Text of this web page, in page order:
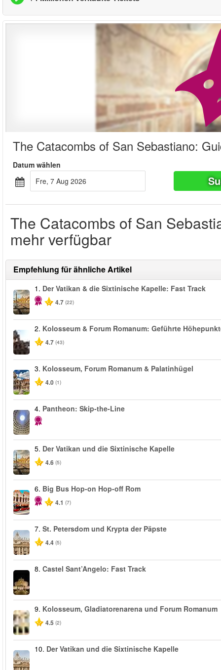
The Catacombs of San Sebastiano:
Datum wählen
Fre, 7 Aug 2026
The Catacombs of San
mehr verfügbar
Empfehlung für ähnliche Artikel
1. Der Vatikan & die Sixtinische Kapelle: Fast Track
4.7 (22)
2. Kolosseum & Forum Romanum: Geführte
4.7 (43)
3. Kolosseum, Forum Romanum & Palatinhügel
4.0 (1)
4. Pantheon: Skip-the-Line
5. Der Vatikan und die Sixtinische Kapelle
4.6 (5)
6. Big Bus Hop-on Hop-off Rom
4.1 (7)
7. St. Petersdom und Krypta der Päpste
4.4 (5)
8. Castel Sant’Angelo: Fast Track
9. Kolosseum, Gladiatorenarena und Forum Romanum
4.5 (2)
10. Der Vatikan und die Sixtinische Kapelle